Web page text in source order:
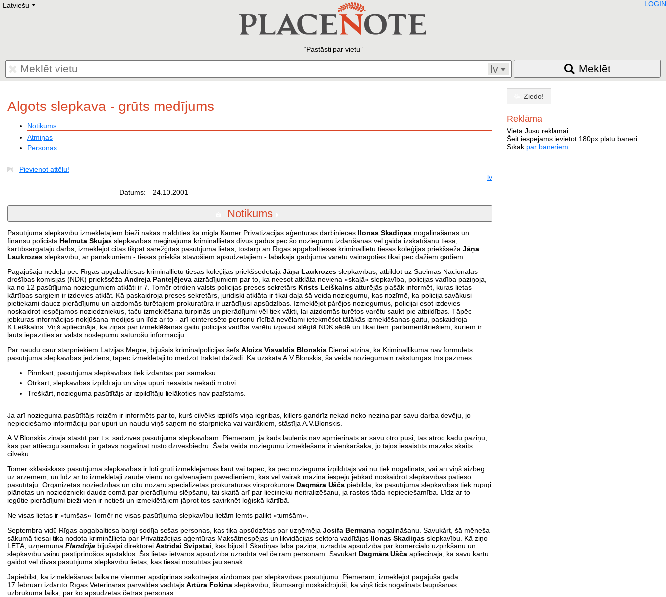
Latviešu E
Deutsch
Polski
Hebrew
LOGIN
Pastāsti par vietu
lv Meklēt
Algots slepkava - grūts medījums
Notikums
Atmiņas
Personas
Pievienot attēlu!
lv
Datums:
24.10.2001
Notikums
Pasūtījuma slepkavību izmeklētājiem bieži nākas maldīties kā miglā Kamēr Privatizācijas aģentūras darbinieces Ilonas Skadiņas nogalināšanas un
finansu policista Helmuta Skujas slepkavības mēģinājuma krimināllietas divus gadus pēc šo noziegumu izdarīšanas vēl gaida izskatīšanu tiesā,
kārtībsargātāju darbs, izmeklējot citas tikpat sarežģītas pasūtījuma lietas, tostarp arī Rīgas apgabaltiesas krimināllietu tiesas kolēģijas priekšsēža Jāņa
Laukrozes slepkavību, ar panākumiem - tiesas priekšā stāvošiem apsūdzētajiem - labākajā gadījumā varētu vainagoties tikai pēc dažiem gadiem.
Pagājušajā nedēļā pēc Rīgas apgabaltiesas krimināllietu tiesas kolēģijas priekšsēdētāja Jāņa Laukrozes slepkavības, atbildot uz Saeimas Nacionālās
drošības komisijas (NDK) priekšsēža Andreja Panteļējeva aizrādījumiem par to, ka neesot atklāta neviena «skaļā» slepkavība, policijas vadība paziņoja,
ka no 12 pasūtījuma noziegumiem atklāti ir 7. Tomēr otrdien valsts policijas preses sekretārs Krists Leiškalns atturējās plašāk informēt, kuras lietas
kārtības sargiem ir izdevies atklāt. Kā paskaidroja preses sekretārs, juridiski atklāta ir tikai daļa šā veida noziegumu, kas nozīmē, ka policija savākusi
pietiekami daudz pierādījumu un aizdomās turētajiem prokuratūra ir uzrādījusi apsūdzības. Izmeklējot pārējos noziegumus, policijai esot izdevies
noskaidrot iespējamos noziedzniekus, taču izmeklēšana turpinās un pierādījumi vēl tiek vākti, lai aizdomās turētos varētu saukt pie atbildības. Tāpēc
jebkuras informācijas nokļūšana medijos un līdz ar to - arī ieinteresēto personu rīcībā nevēlami ietekmēšot tālākās izmeklēšanas gaitu, paskaidroja
K.Leiškalns. Viņš apliecināja, ka ziņas par izmeklēšanas gaitu policijas vadība varētu izpaust slēgtā NDK sēdē un tikai tiem parlamentāriešiem, kuriem ir
ļauts iepazīties ar valsts noslēpumu saturošu informāciju.
Par naudu caur starpniekiem Latvijas Megrē, bijušais kriminālpolicijas šefs Aloizs Visvaldis Blonskis Dienai atzina, ka Krimināllikumā nav formulēts
pasūtījuma slepkavības jēdziens, tāpēc izmeklētāji to mēdzot traktēt dažādi. Kā uzskata A.V.Blonskis, šā veida noziegumam raksturīgas trīs pazīmes.
Pirmkārt, pasūtījuma slepkavības tiek izdarītas par samaksu.
Otrkārt, slepkavības izpildītāju un viņa upuri nesaista nekādi motīvi.
Treškārt, nozieguma pasūtītājs ar izpildītāju lielākoties nav pazīstams.
Ja arī nozieguma pasūtītājs reizēm ir informēts par to, kurš cilvēks izpildīs viņa iegribas, killers gandrīz nekad neko nezina par savu darba devēju, jo
nepieciešamo informāciju par upuri un naudu viņš saņem no starpnieka vai vairākiem, stāstīja A.V.Blonskis.
A.V.Blonskis zināja stāstīt par t.s. sadzīves pasūtījuma slepkavībām. Piemēram, ja kāds laulenis nav apmierināts ar savu otro pusi, tas atrod kādu paziņu,
kas par attiecīgu samaksu ir gatavs nogalināt nīsto dzīvesbiedru. Šāda veida noziegumu izmeklēšana ir vienkāršāka, jo tajos iesaistīts mazāks skaits
cilvēku.
Tomēr «klasiskās» pasūtījuma slepkavības ir ļoti grūti izmeklējamas kaut vai tāpēc, ka pēc nozieguma izpildītājs vai nu tiek nogalināts, vai arī viņš aizbēg
uz ārzemēm, un līdz ar to izmeklētāji zaudē vienu no galvenajiem pavedieniem, kas vēl vairāk mazina iespēju jebkad noskaidrot slepkavības patieso
pasūtītāju. Organizētās noziedzības un citu nozaru specializētās prokuratūras virsprokurore Dagmāra Ušča piebilda, ka pasūtījuma slepkavības tiek rūpīgi
plānotas un noziedznieki daudz domā par pierādījumu slēpšanu, tai skaitā arī par liecinieku neitralizēšanu, ja rastos tāda nepieciešamība. Līdz ar to
iegūtie pierādījumi bieži vien ir netieši un izmeklētājiem jāprot tos savirknēt loģiskā kārtībā.
Ne visas lietas ir «tumšas» Tomēr ne visas pasūtījuma slepkavību lietām lemts palikt «tumšām».
Septembra vidū Rīgas apgabaltiesa bargi sodīja sešas personas, kas tika apsūdzētas par uzņēmēja Josifa Bermana nogalināšanu. Savukārt, šā mēneša
sākumā tiesai tika nodota krimināllieta par Privatizācijas aģentūras Maksātnespējas un likvidācijas sektora vadītājas Ilonas Skadiņas slepkavību. Kā ziņo
LETA, uzņēmuma Flandrija bijušajai direktorei Astrīdai Svipstai , kas bijusi I.Skadiņas laba paziņa, uzrādīta apsūdzība par komerciālo uzpirkšanu un
slepkavību vainu pastiprinošos apstākļos. Šīs lietas ietvaros apsūdzība uzrādīta vēl četrām personām. Savukārt Dagmāra Ušča apliecināja, ka savu kārtu
gaidot vēl divas pasūtījuma slepkavību lietas, kas tiesai nosūtītas jau senāk.
Jāpiebilst, ka izmeklēšanas laikā ne vienmēr apstiprinās sākotnējās aizdomas par slepkavības pasūtījumu. Piemēram, izmeklējot pagājušā gada
17.februārī izdarīto Rīgas Veterinārās pārvaldes vadītājs Artūra Fokina slepkavību, likumsargi noskaidrojuši, ka viņš ticis nogalināts laupīšanas
uzbrukuma laikā, par ko apsūdzētas četras personas.
Ziedo!
Reklāma
Vieta Jūsu reklāmai
Šeit iespējams ievietot 180px platu baneri.
Sīkāk par baneriem